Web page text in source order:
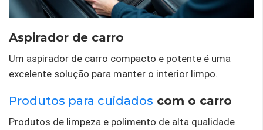
Aspirador de carro
Um aspirador de carro compacto e potente é uma
excelente solução para manter o interior limpo.
Produtos para cuidados com o carro
Produtos de limpeza e polimento de alta qualidade